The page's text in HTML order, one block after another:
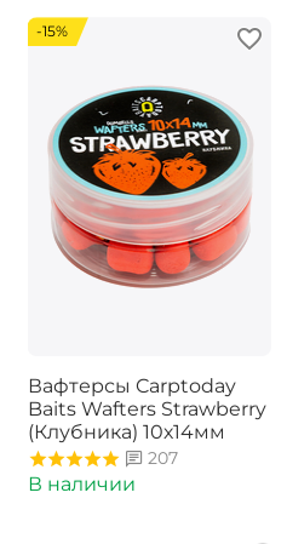
-15%
Вафтерсы Carptoday
Baits Wafters Strawberry
(Клубника) 10х14мм
207
В наличии